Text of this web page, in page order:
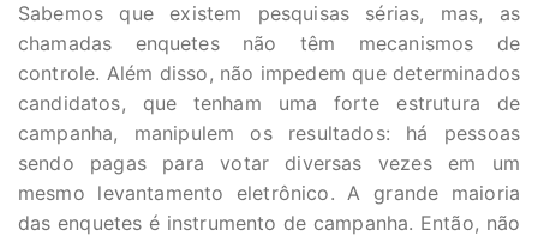
Sabemos que existem pesquisas sérias, mas, as
chamadas enquetes não têm mecanismos de
controle. Além disso, não impedem que determinados
candidatos, que tenham uma forte estrutura de
campanha, manipulem os resultados: há pessoas
sendo pagas para votar diversas vezes em um
mesmo levantamento eletrônico. A grande maioria
das enquetes é instrumento de campanha. Então, não